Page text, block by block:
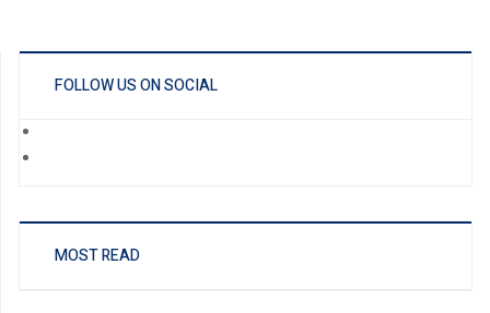
FOLLOW US ON SOCIAL
MOST READ